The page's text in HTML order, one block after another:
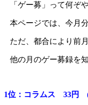
「ゲー募」って何ぞ
本ページでは、今月
ただ、都合により前
他の月のゲー募録を
1位：コラムス 33円 (